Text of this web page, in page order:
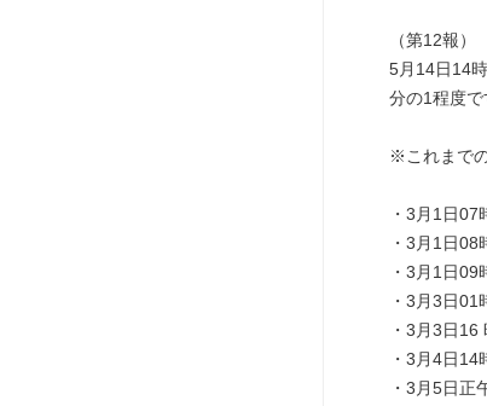
（第12報）
5月14日14
分の1程度
※これまで
3月1日07
3月1日08
3月1日09
3月3日01
3月3日16
3月4日14
3月5日正